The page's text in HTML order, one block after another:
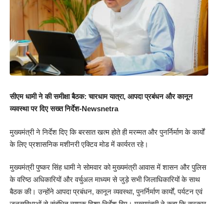
सीएम धामी ने की समीक्षा बैठक: चारधाम यात्रा, आपदा प्रबंधन और कानून
व्यवस्था पर दिए सख्त निर्देश-Newsnetra
मुख्यमंत्री ने निर्देश दिए कि बरसात खत्म होते ही मरम्मत और पुनर्निर्माण के कार्यों
के लिए प्रशासनिक मशीनरी एक्टिव मोड में कार्यरत रहे।
मुख्यमंत्री पुष्कर सिंह धामी ने सोमवार को मुख्यमंत्री आवास में शासन और पुलिस
के वरिष्ठ अधिकारियों और वर्चुअल माध्यम से जुड़े सभी जिलाधिकारियों के साथ
बैठक की। उन्होंने आपदा प्रबंधन, कानून व्यवस्था, पुनर्निर्माण कार्यों, पर्यटन एवं